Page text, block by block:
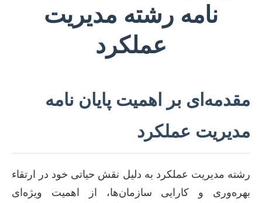
نامه رشته مدیریت
عملکرد
مقدمه‌ای بر اهمیت پایان نامه
مدیریت عملکرد
رشته مدیریت عملکرد به دلیل نقش حیاتی خود در ارتقاء
بهره‌وری و کارایی سازمان‌ها، از اهمیت ویژه‌ای